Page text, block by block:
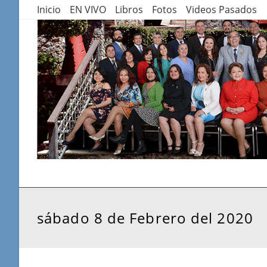
contenido
Inicio EN VIVO Libros Fotos Videos Pasados
sábado 8 de Febrero del 2020